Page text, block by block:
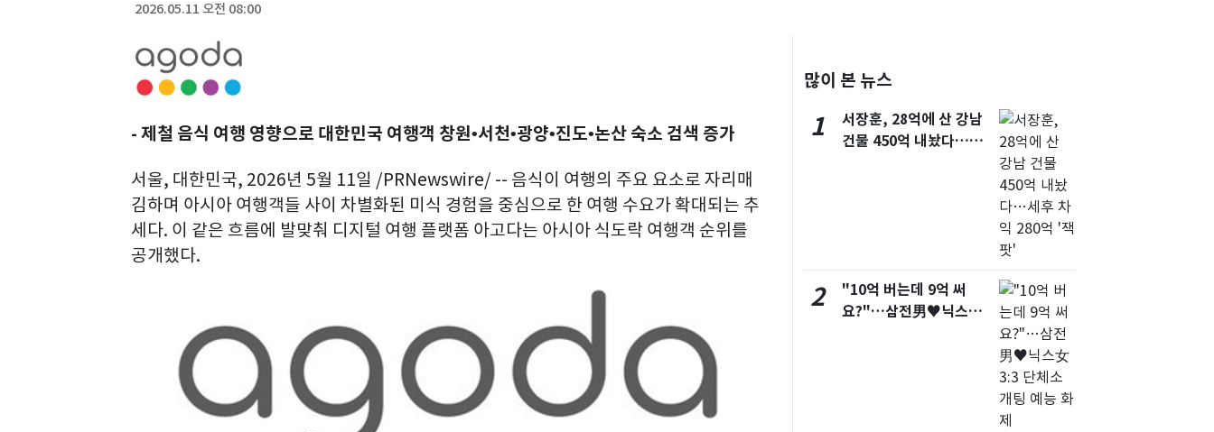
2026.05.11 오전 08:00
- 제철 음식 여행 영향으로 대한민국 여행객 창원•서천•광양•진도•논산 숙소 검색 증가
서울, 대한민국, 2026년 5월 11일 /PRNewswire/ -- 음식이 여행의 주요 요소로 자리매
김하며 아시아 여행객들 사이 차별화된 미식 경험을 중심으로 한 여행 수요가 확대되는 추
세다. 이 같은 흐름에 발맞춰 디지털 여행 플랫폼 아고다는 아시아 식도락 여행객 순위를
공개했다.
많이 본 뉴스
1
서장훈, 28억에 산 강남
건물 450억 내놨다…세
2
"10억 버는데 9억 써
요?"…삼전男♥닉스女